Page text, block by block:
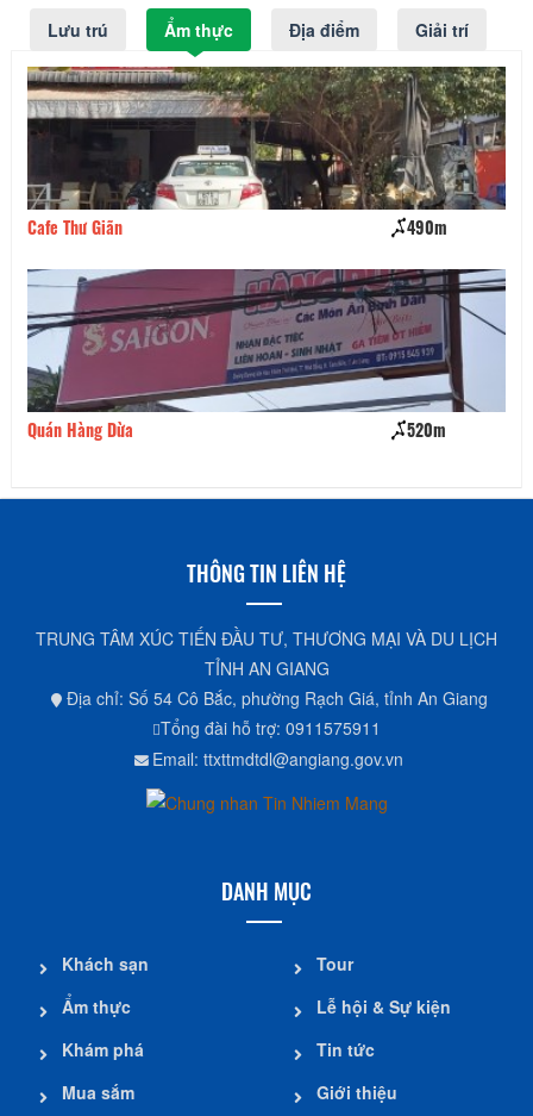
Lưu trú Ẩm thực Địa điểm Giải trí
Cafe Thư Giãn 490m
Quán Hàng Dừa 520m
THÔNG TIN LIÊN HỆ
TRUNG TÂM XÚC TIẾN ĐẦU TƯ, THƯƠNG MẠI VÀ DU LỊCH
TỈNH AN GIANG
Địa chỉ: Số 54 Cô Bắc, phường Rạch Giá, tỉnh An Giang
Tổng đài hỗ trợ: 0911575911
Email: ttxttmdtdl@angiang.gov.vn
DANH MỤC
Khách sạn
Ẩm thực
Khám phá
Mua sắm
Tour
Lễ hội & Sự kiện
Tin tức
Giới thiệu